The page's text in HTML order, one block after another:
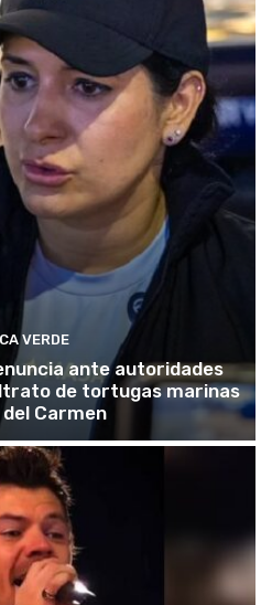
VERDE
ante autoridades
de tortugas marinas
del Carmen